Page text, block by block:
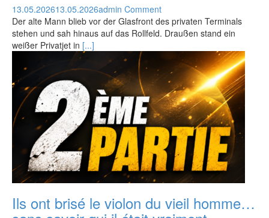
13.05.202613.05.2026admin Comment
Der alte Mann blieb vor der Glasfront des privaten Terminals
stehen und sah hinaus auf das Rollfeld. Draußen stand ein
weißer Privatjet in [...]
Ils ont brisé le violon du vieil homme…